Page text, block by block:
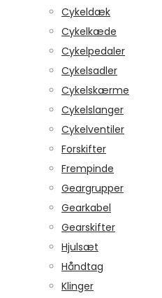
Cykeldæk
Cykelkæde
Cykelpedaler
Cykelsadler
Cykelskærme
Cykelslanger
Cykelventiler
Forskifter
Frempinde
Geargrupper
Gearkabel
Gearskifter
Hjulsæt
Håndtag
Klinger